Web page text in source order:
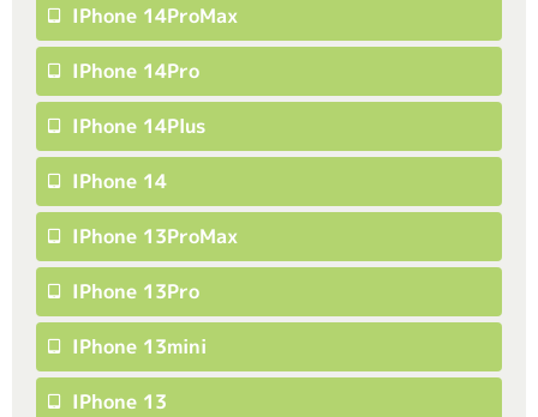
IPhone 14ProMax
IPhone 14Pro
IPhone 14Plus
IPhone 14
IPhone 13ProMax
IPhone 13Pro
IPhone 13mini
IPhone 13